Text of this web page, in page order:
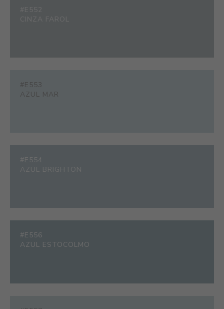
#E552
CINZA FAROL
#E553
AZUL MAR
#E554
AZUL BRIGHTON
#E556
AZUL ESTOCOLMO